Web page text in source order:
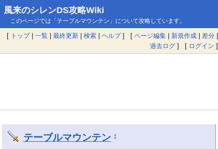
風来のシレンDS攻略Wiki
このページでは「テーブルマウンテン」について攻略しています。
[ トップ| 一覧 | 最終更新 | 検索 | ヘルプ] [ ページ編集 | 新規作成 | 差分 |
過去ログ ] [ ログイン ]
テーブルマウンテン †